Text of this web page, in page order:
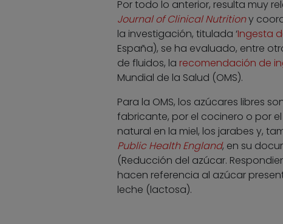
Por todo lo anterior, resulta muy
Journal of Clinical Nutritiony
la investigación, titulada ‘Ingesta
España), se ha evaluado, entre
de fluidos, la recomendación de
Mundial de la Salud (OMS).
Para la OMS, los azúcares libres
fabricante, por el cocinero o por
natural en la miel, los jarabes y,
Public Health England, en su
(Reducción del azúcar.
hacen referencia al azúcar
leche (lactosa).